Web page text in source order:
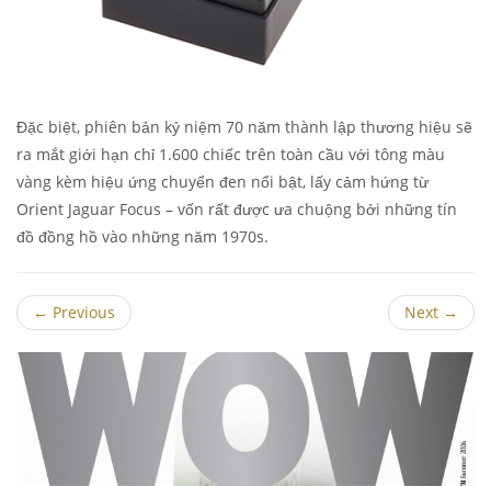
Đặc biệt, phiên bản kỷ niệm 70 năm thành lập thương hiệu sẽ
ra mắt giới hạn chỉ 1.600 chiếc trên toàn cầu với tông màu
vàng kèm hiệu ứng chuyển đen nổi bật, lấy cảm hứng từ
Orient Jaguar Focus – vốn rất được ưa chuộng bởi những tín
đồ đồng hồ vào những năm 1970s.
← Previous Next →